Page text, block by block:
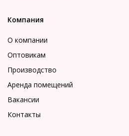
Компания
О компании
Оптовикам
Производство
Аренда помещений
Вакансии
Контакты